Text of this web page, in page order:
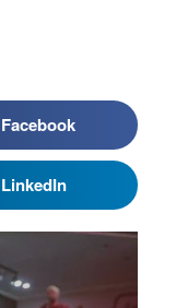
Facebook
LinkedIn